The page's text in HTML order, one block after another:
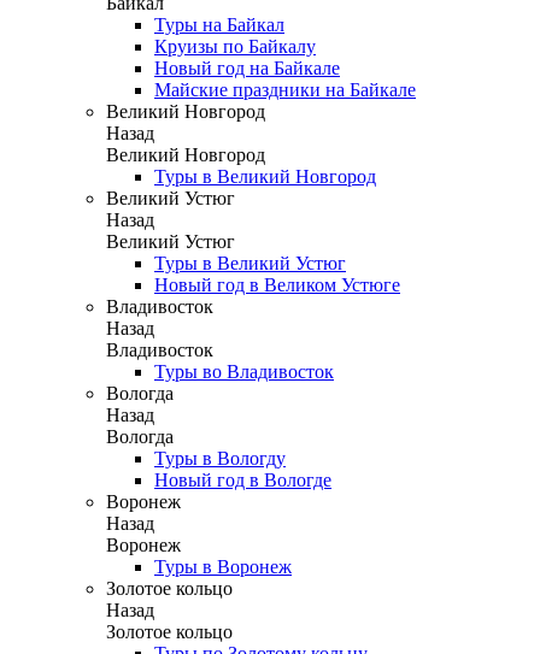
Туры на Байкал
Круизы по Байкалу
Новый год на Байкале
Майские праздники на Байкале
Великий Новгород
Назад
Великий Новгород
Туры в Великий Новгород
Великий Устюг
Назад
Великий Устюг
Туры в Великий Устюг
Новый год в Великом Устюге
Владивосток
Назад
Владивосток
Туры во Владивосток
Вологда
Назад
Вологда
Туры в Вологду
Новый год в Вологде
Воронеж
Назад
Воронеж
Туры в Воронеж
Золотое кольцо
Назад
Золотое кольцо